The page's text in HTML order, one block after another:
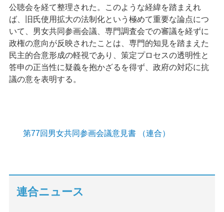
公聴会を経て整理された。このような経緯を踏まえれ
ば、旧氏使用拡大の法制化という極めて重要な論点につ
いて、男女共同参画会議、専門調査会での審議を経ずに
政権の意向が反映されたことは、専門的知見を踏まえた
民主的合意形成の軽視であり、策定プロセスの透明性と
答申の正当性に疑義を抱かざるを得ず、政府の対応に抗
議の意を表明する。
第77回男女共同参画会議意見書 （連合）
連合ニュース